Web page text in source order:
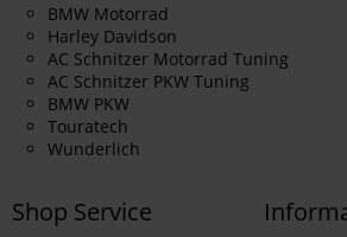
BMW Motorrad
Harley Davidson
AC Schnitzer Motorrad Tuning
AC Schnitzer PKW Tuning
BMW PKW
Touratech
Wunderlich
Shop Service